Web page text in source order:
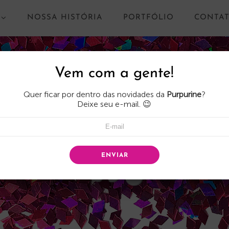
NOSSA HISTÓRIA PORTFÓLIO
Vem com a gente!
Quer ficar por dentro das novidades da Purpurine?
Deixe seu e-mail. 😉
ENVIAR